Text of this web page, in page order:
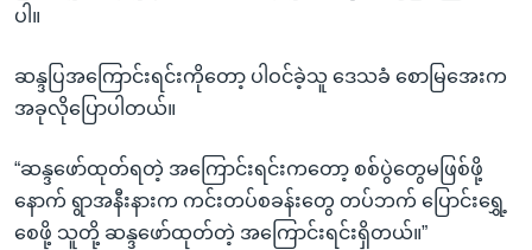
ပါ။
ဆန္ဒပြအကြောင်းရင်းကိုတော့ ပါဝင်ခဲ့သူ ဒေသခံ စောမြအေးက
အခုလိုပြောပါတယ်။
“ဆန္ဒဖော်ထုတ်ရတဲ့ အကြောင်းရင်းကတော့ စစ်ပွဲတွေမဖြစ်ဖို့
နောက် ရွာအနီးနားက ကင်းတပ်စခန်းတွေ တပ်ဘက် ပြောင်းရွှေ့
စေဖို့ သူတို့ ဆန္ဒဖော်ထုတ်တဲ့ အကြောင်းရင်းရှိတယ်။”